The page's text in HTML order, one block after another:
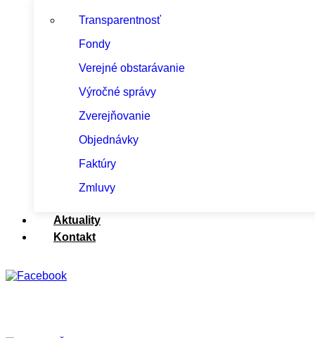
Transparentnosť
Fondy
Verejné obstarávanie
Výročné správy
Zverejňovanie
Objednávky
Faktúry
Zmluvy
Aktuality
Kontakt